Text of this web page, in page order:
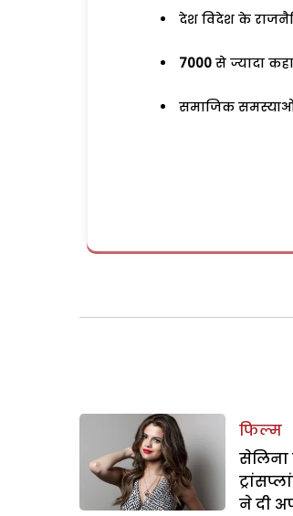
देश विदेश के
7000 से ज्यादा
समाजिक
फिल्म
सेलिना
ने दी